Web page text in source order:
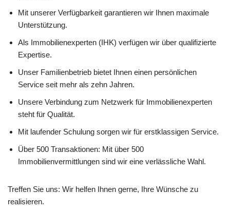
Mit unserer Verfügbarkeit garantieren wir Ihnen maximale
Unterstützung.
Als Immobilienexperten (IHK) verfügen wir über qualifizierte
Expertise.
Unser Familienbetrieb bietet Ihnen einen persönlichen
Service seit mehr als zehn Jahren.
Unsere Verbindung zum Netzwerk für Immobilienexperten
steht für Qualität.
Mit laufender Schulung sorgen wir für erstklassigen Service.
Über 500 Transaktionen: Mit über 500
Immobilienvermittlungen sind wir eine verlässliche Wahl.
Treffen Sie uns: Wir helfen Ihnen gerne, Ihre Wünsche zu
realisieren.